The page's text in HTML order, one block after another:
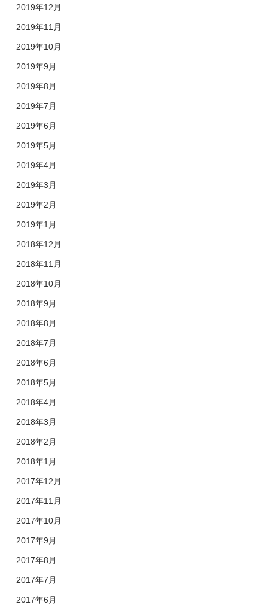
2019年12月
2019年11月
2019年10月
2019年9月
2019年8月
2019年7月
2019年6月
2019年5月
2019年4月
2019年3月
2019年2月
2019年1月
2018年12月
2018年11月
2018年10月
2018年9月
2018年8月
2018年7月
2018年6月
2018年5月
2018年4月
2018年3月
2018年2月
2018年1月
2017年12月
2017年11月
2017年10月
2017年9月
2017年8月
2017年7月
2017年6月